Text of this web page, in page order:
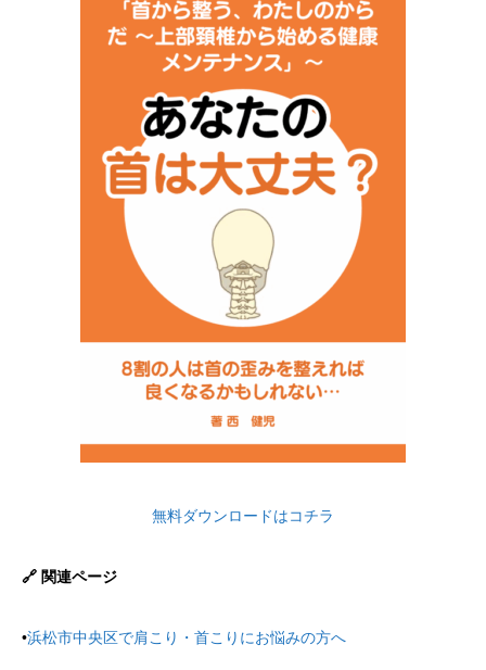
無料ダウンロードはコチラ
🔗 関連ページ
•浜松市中央区で肩こり・首こりにお悩みの方へ